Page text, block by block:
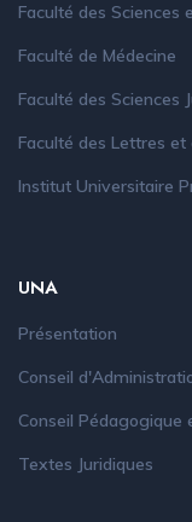
Faculté des Sciences
Faculté de Médecine
Faculté des Sciences
Faculté des Lettres
Institut Universitaire
UNA
Présentation
Conseil
Conseil Pédagogique
Textes Juridiques